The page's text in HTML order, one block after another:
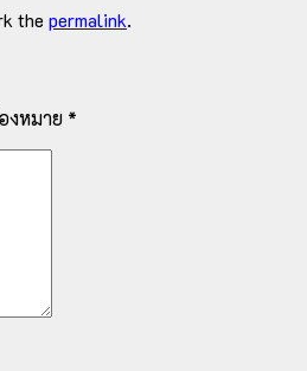
the permalink.
งหมาย *